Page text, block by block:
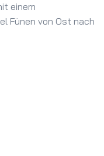
einem
Fünen von Ost nach